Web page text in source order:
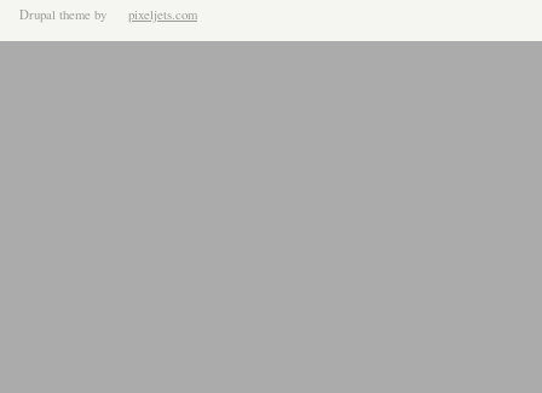
Drupal theme by pixeljets.com